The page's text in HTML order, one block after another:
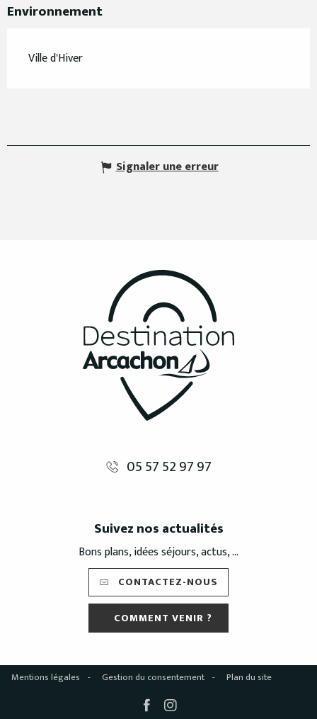
Environnement
Ville d'Hiver
Signaler une erreur
05 57 52 97 97
Suivez nos actualités
Bons plans, idées séjours, actus, ...
CONTACTEZ-NOUS
COMMENT VENIR ?
Mentions légales Gestion du consentement Plan du site